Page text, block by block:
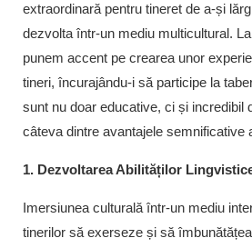
extraordinară pentru tineret de a-și
dezvolta într-un mediu multicultural. La
punem accent pe crearea unor
tineri, încurajându-i să participe la
sunt nu doar educative, ci și incredibil
câteva dintre avantajele semnificative
1. Dezvoltarea Abilităților
Imersiunea culturală într-un mediu
tinerilor să exerseze și să